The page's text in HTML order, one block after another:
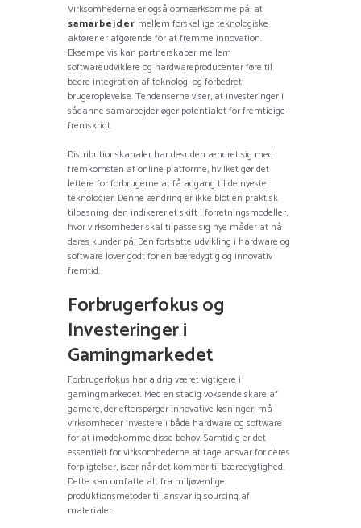
Virksomhederne er også opmærksomme på, at
samarbejder mellem forskellige teknologiske
aktører er afgørende for at fremme innovation.
Eksempelvis kan partnerskaber mellem
softwareudviklere og hardwareproducenter føre til
bedre integration af teknologi og forbedret
brugeroplevelse. Tendenserne viser, at investeringer i
sådanne samarbejder øger potentialet for fremtidige
fremskridt.
Distributionskanaler har desuden ændret sig med
fremkomsten af online platforme, hvilket gør det
lettere for forbrugerne at få adgang til de nyeste
teknologier. Denne ændring er ikke blot en praktisk
tilpasning; den indikerer et skift i forretningsmodeller,
hvor virksomheder skal tilpasse sig nye måder at nå
deres kunder på. Den fortsatte udvikling i hardware og
software lover godt for en bæredygtig og innovativ
fremtid.
Forbrugerfokus og
Investeringer i
Gamingmarkedet
Forbrugerfokus har aldrig været vigtigere i
gamingmarkedet. Med en stadig voksende skare af
gamere, der efterspørger innovative løsninger, må
virksomheder investere i både hardware og software
for at imødekomme disse behov. Samtidig er det
essentielt for virksomhederne at tage ansvar for deres
forpligtelser, især når det kommer til bæredygtighed.
Dette kan omfatte alt fra miljøvenlige
produktionsmetoder til ansvarlig sourcing af
materialer.